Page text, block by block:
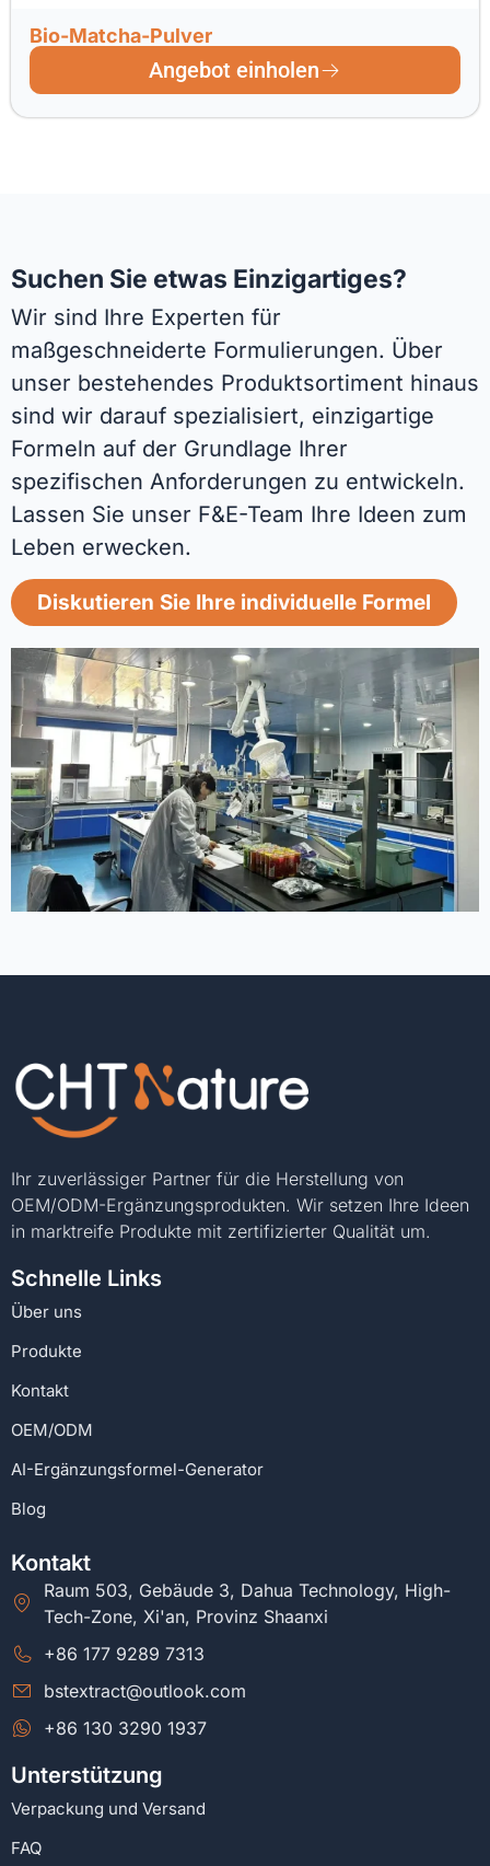
Bio-Matcha-Pulver
Angebot einholen
Suchen Sie etwas Einzigartiges?
Wir sind Ihre Experten für
maßgeschneiderte Formulierungen. Über
unser bestehendes Produktsortiment hinaus
sind wir darauf spezialisiert, einzigartige
Formeln auf der Grundlage Ihrer
spezifischen Anforderungen zu entwickeln.
Lassen Sie unser F&E-Team Ihre Ideen zum
Leben erwecken.
Diskutieren Sie Ihre individuelle Formel
Ihr zuverlässiger Partner für die Herstellung von
OEM/ODM-Ergänzungsprodukten. Wir setzen Ihre Ideen
in marktreife Produkte mit zertifizierter Qualität um.
Schnelle Links
Über uns
Produkte
Kontakt
OEM/ODM
AI-Ergänzungsformel-Generator
Blog
Kontakt
Raum 503, Gebäude 3, Dahua Technology, High-
Tech-Zone, Xi'an, Provinz Shaanxi
+86 177 9289 7313
bstextract@outlook.com
+86 130 3290 1937
Unterstützung
Verpackung und Versand
FAQ